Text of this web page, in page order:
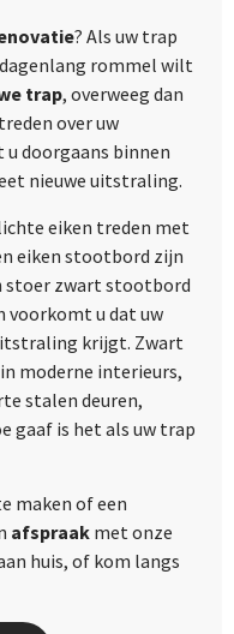
? Als uw trap
rommel wilt
trap, overweeg dan
over uw
doorgaans binnen
nieuwe uitstraling.
eiken treden met
eiken stootbord zijn
stoer zwart stootbord
voorkomt u dat uw
krijgt. Zwart
moderne interieurs,
stalen deuren,
gaaf is het als uw trap
maken of een
afspraak met onze
huis, of kom langs